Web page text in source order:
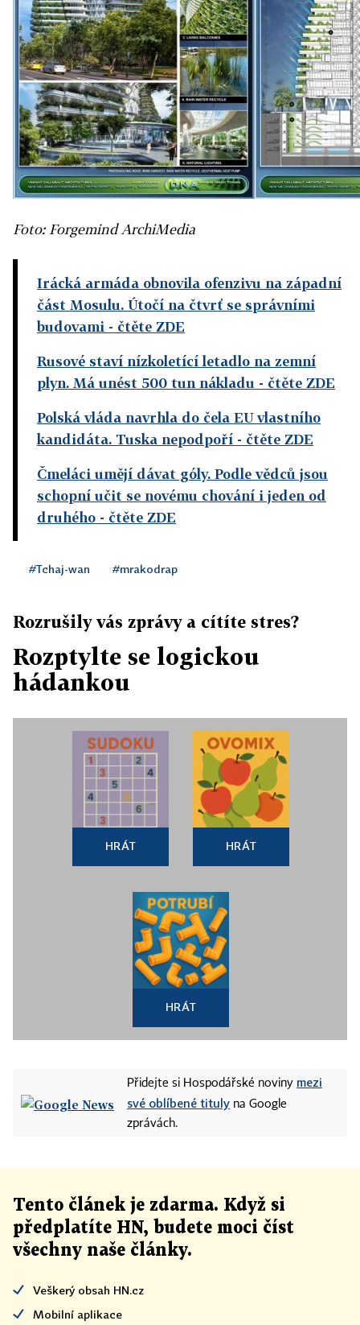
Foto: Forgemind ArchiMedia
Irácká armáda obnovila ofenzivu na západní
část Mosulu. Útočí na čtvrť se správními
budovami - čtěte ZDE
Rusové staví nízkoletící letadlo na zemní
plyn. Má unést 500 tun nákladu - čtěte ZDE
Polská vláda navrhla do čela EU vlastního
kandidáta. Tuska nepodpoří - čtěte ZDE
Čmeláci umějí dávat góly. Podle vědců jsou
schopní učit se novému chování i jeden od
druhého - čtěte ZDE
#Tchaj-wan #mrakodrap
Rozrušily vás zprávy a cítíte stres?
Rozptylte se logickou
hádankou
HRÁT HRÁT
HRÁT
Přidejte si Hospodářské noviny mezi
své oblíbené tituly na Google
zprávách.
Tento článek je zdarma. Když si
předplatíte HN, budete moci číst
všechny naše články.
Veškerý obsah HN.cz
Mobilní aplikace